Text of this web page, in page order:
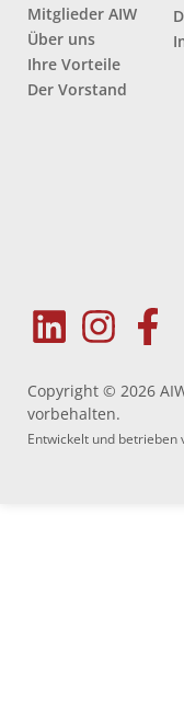
Mitglieder AIW
Über uns
Ihre Vorteile
Der Vorstand
Copyright © 2026
vorbehalten.
Entwickelt und betrieben